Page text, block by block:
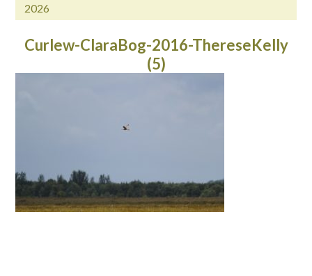
2026
Curlew-ClaraBog-2016-ThereseKelly
(5)